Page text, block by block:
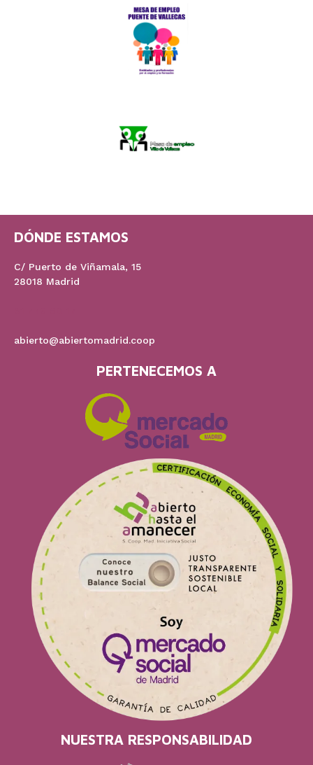
DÓNDE ESTAMOS
C/ Puerto de Viñamala, 15
28018 Madrid
abierto@abiertomadrid.coop
PERTENECEMOS A
NUESTRA RESPONSABILIDAD